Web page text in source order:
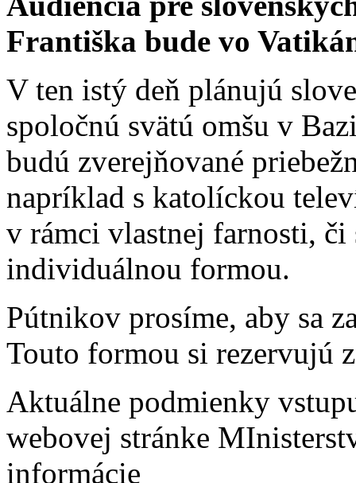
Františka bude vo
V ten istý deň plánujú
spoločnú svätú omšu v
budú zverejňované
napríklad s katolíckou
v rámci vlastnej farnosti, či
individuálnou formou.
Pútnikov prosíme, aby sa
Touto formou si rezervujú
Aktuálne podmienky
webovej stránke
informácie